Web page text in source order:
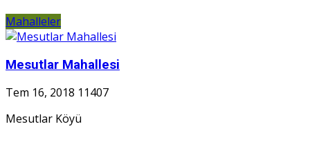
Mahalleler
Mesutlar Mahallesi
Tem 16, 2018 11407
Mesutlar Köyü